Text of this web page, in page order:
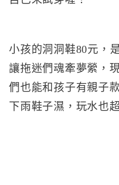
小孩的洞洞鞋80元，
讓拖迷們魂牽夢縈，
們也能和孩子有親子
下雨鞋子濕，玩水也